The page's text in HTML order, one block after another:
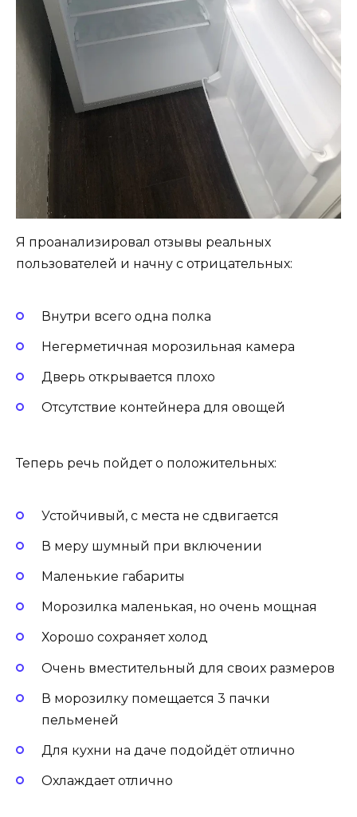
Я проанализировал отзывы реальных
пользователей и начну с отрицательных:
Внутри всего одна полка
Негерметичная морозильная камера
Дверь открывается плохо
Отсутствие контейнера для овощей
Теперь речь пойдет о положительных:
Устойчивый, с места не сдвигается
В меру шумный при включении
Маленькие габариты
Морозилка маленькая, но очень мощная
Хорошо сохраняет холод
Очень вместительный для своих размеров
В морозилку помещается 3 пачки
пельменей
Для кухни на даче подойдёт отлично
Охлаждает отлично